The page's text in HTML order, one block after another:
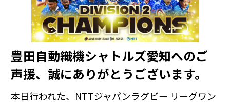
豊田自動織機シャトルズ愛知へのご
声援、誠にありがとうございます。
本日行われた、NTTジャパンラグビー リーグワン